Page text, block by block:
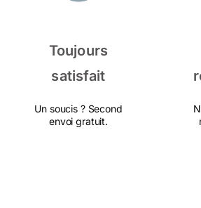
Toujours
satisfait
Un soucis ? Second
envoi gratuit.